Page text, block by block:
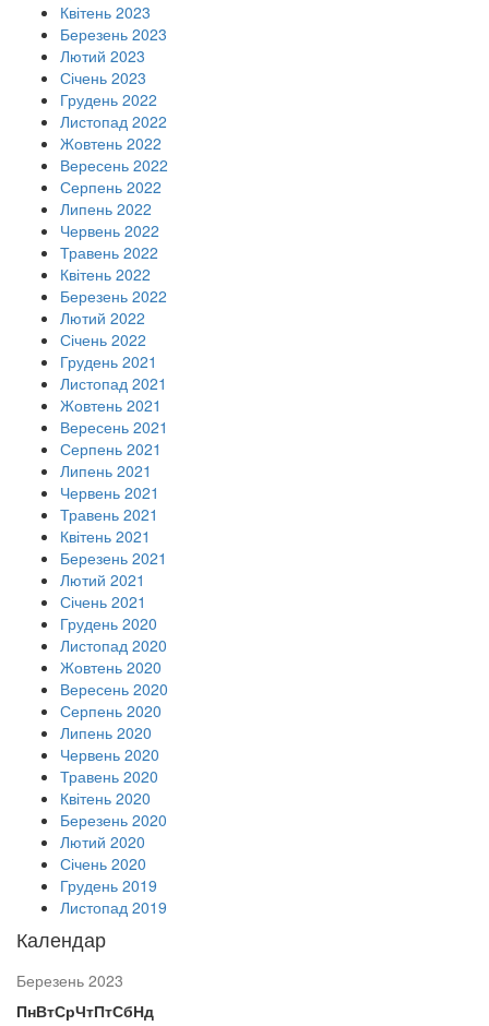
Квітень 2023
Березень 2023
Лютий 2023
Січень 2023
Грудень 2022
Листопад 2022
Жовтень 2022
Вересень 2022
Серпень 2022
Липень 2022
Червень 2022
Травень 2022
Квітень 2022
Березень 2022
Лютий 2022
Січень 2022
Грудень 2021
Листопад 2021
Жовтень 2021
Вересень 2021
Серпень 2021
Липень 2021
Червень 2021
Травень 2021
Квітень 2021
Березень 2021
Лютий 2021
Січень 2021
Грудень 2020
Листопад 2020
Жовтень 2020
Вересень 2020
Серпень 2020
Липень 2020
Червень 2020
Травень 2020
Квітень 2020
Березень 2020
Лютий 2020
Січень 2020
Грудень 2019
Листопад 2019
Календар
Березень 2023
ПнВтСрЧтПтСбНд